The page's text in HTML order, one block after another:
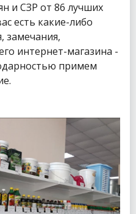
и СЗР от 86 лучших
есть какие-либо
замечания,
интернет-магазина -
примем